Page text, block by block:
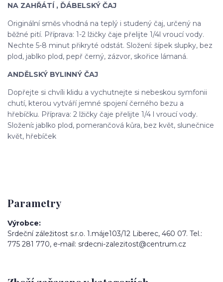
NA ZAHŘÁTÍ , ĎÁBELSKÝ ČAJ
Originální směs vhodná na teplý i studený čaj, určený na
běžné pití. Příprava: 1-2 lžičky čaje přelijte 1/4l vroucí vody.
Nechte 5-8 minut přikryté odstát. Složení: šípek slupky, bez
plod, jablko plod, pepř černý, zázvor, skořice lámaná.
ANDĚLSKÝ BYLINNÝ ČAJ
Dopřejte si chvíli klidu a vychutnejte si nebeskou symfonii
chutí, kterou vytváří jemné spojení černého bezu a
hřebíčku. Příprava: 2 lžičky čaje přelijte 1/4 l vroucí vody.
Složení: jablko plod, pomerančová kůra, bez květ, slunečnice
květ, hřebíček
Parametry
Výrobce
Srdeční záležitost s.r.o. 1.máje103/12 Liberec, 460 07. Tel.:
775 281 770, e-mail: srdecni-zalezitost@centrum.cz